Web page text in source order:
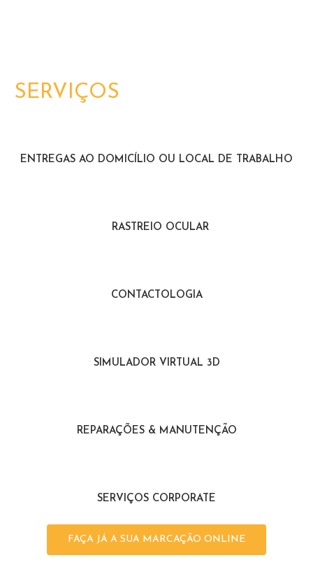
SERVIÇOS
ENTREGAS AO DOMICÍLIO OU LOCAL DE TRABALHO
RASTREIO OCULAR
CONTACTOLOGIA
SIMULADOR VIRTUAL 3D
REPARAÇÕES & MANUTENÇÃO
SERVIÇOS CORPORATE
FAÇA JÁ A SUA MARCAÇÃO ONLINE